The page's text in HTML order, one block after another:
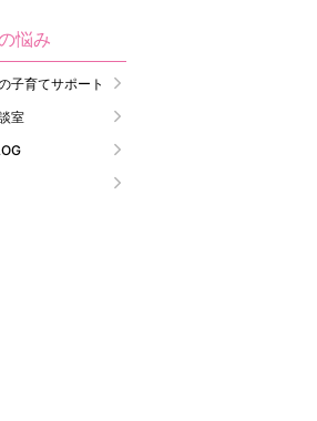
悩み
子育てサポート
室